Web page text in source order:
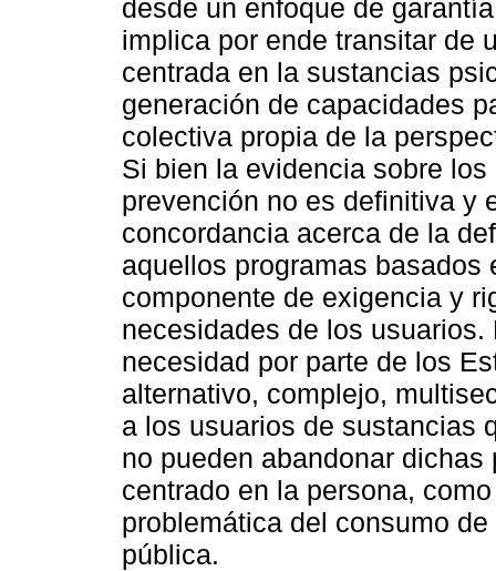
desde un enfoque de
implica por ende transitar de
centrada en la sustancias
generación de capacidades
colectiva propia de la
Si bien la evidencia sobre
prevención no es definitiva y
concordancia acerca de la
aquellos programas basados
componente de exigencia y
necesidades de los
necesidad por parte de los
alternativo, complejo,
a los usuarios de sustancias
no pueden abandonar
centrado en la persona,
problemática del consumo
pública.